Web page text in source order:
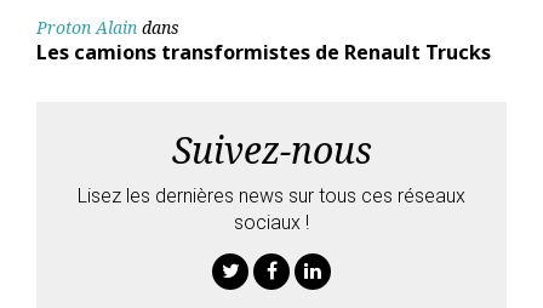
Proton Alain dans
Les camions transformistes de Renault Trucks
Suivez-nous
Lisez les dernières news sur tous ces réseaux
sociaux !